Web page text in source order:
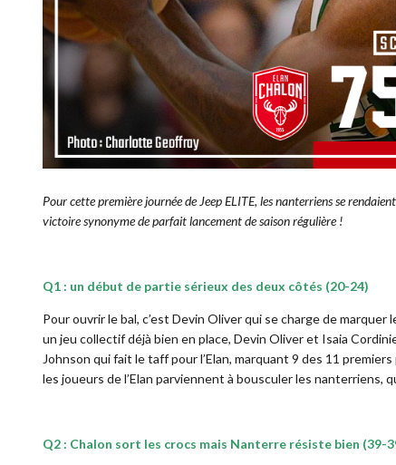
Pour cette première journée de Jeep ELITE, les nanterriens se
victoire synonyme de parfait lancement de saison régulière !
Q1 : un début de partie sérieux des deux côtés (20-24)
Pour ouvrir le bal, c’est Devin Oliver qui se charge de
un jeu collectif déjà bien en place, Devin Oliver et Isaia
Johnson qui fait le taff pour l’Elan, marquant 9 des 11
les joueurs de l’Elan parviennent à bousculer les
Q2 : Chalon sort les crocs mais Nanterre résiste bien (39-